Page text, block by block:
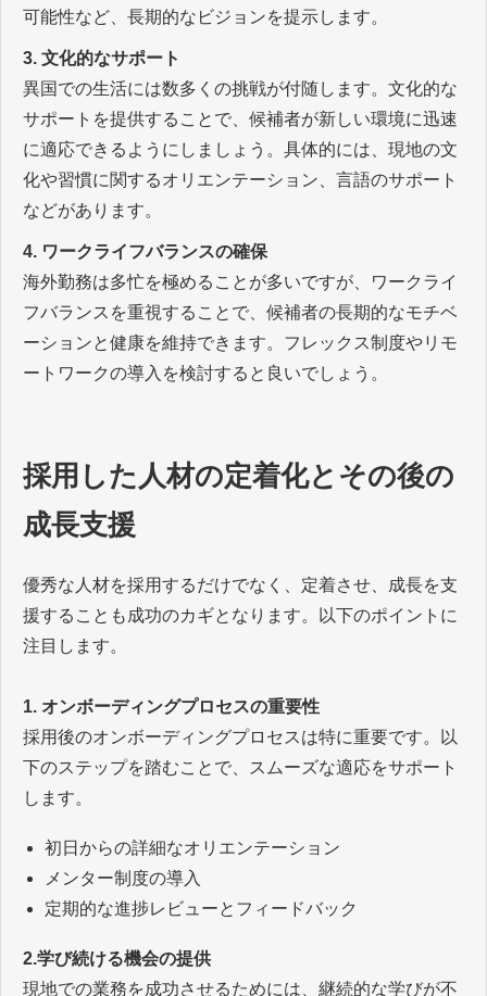
可能性など、長期的なビジョンを提示します。
3. 文化的なサポート
異国での生活には数多くの挑戦が付随します。文化的な
サポートを提供することで、候補者が新しい環境に迅速
に適応できるようにしましょう。具体的には、現地の文
化や習慣に関するオリエンテーション、言語のサポート
などがあります。
4. ワークライフバランスの確保
海外勤務は多忙を極めることが多いですが、ワークライ
フバランスを重視することで、候補者の長期的なモチベ
ーションと健康を維持できます。フレックス制度やリモ
ートワークの導入を検討すると良いでしょう。
採用した人材の定着化とその後の
成長支援
優秀な人材を採用するだけでなく、定着させ、成長を支
援することも成功のカギとなります。以下のポイントに
注目します。
1. オンボーディングプロセスの重要性
採用後のオンボーディングプロセスは特に重要です。以
下のステップを踏むことで、スムーズな適応をサポート
します。
初日からの詳細なオリエンテーション
メンター制度の導入
定期的な進捗レビューとフィードバック
2.学び続ける機会の提供
現地での業務を成功させるためには、継続的な学びが不